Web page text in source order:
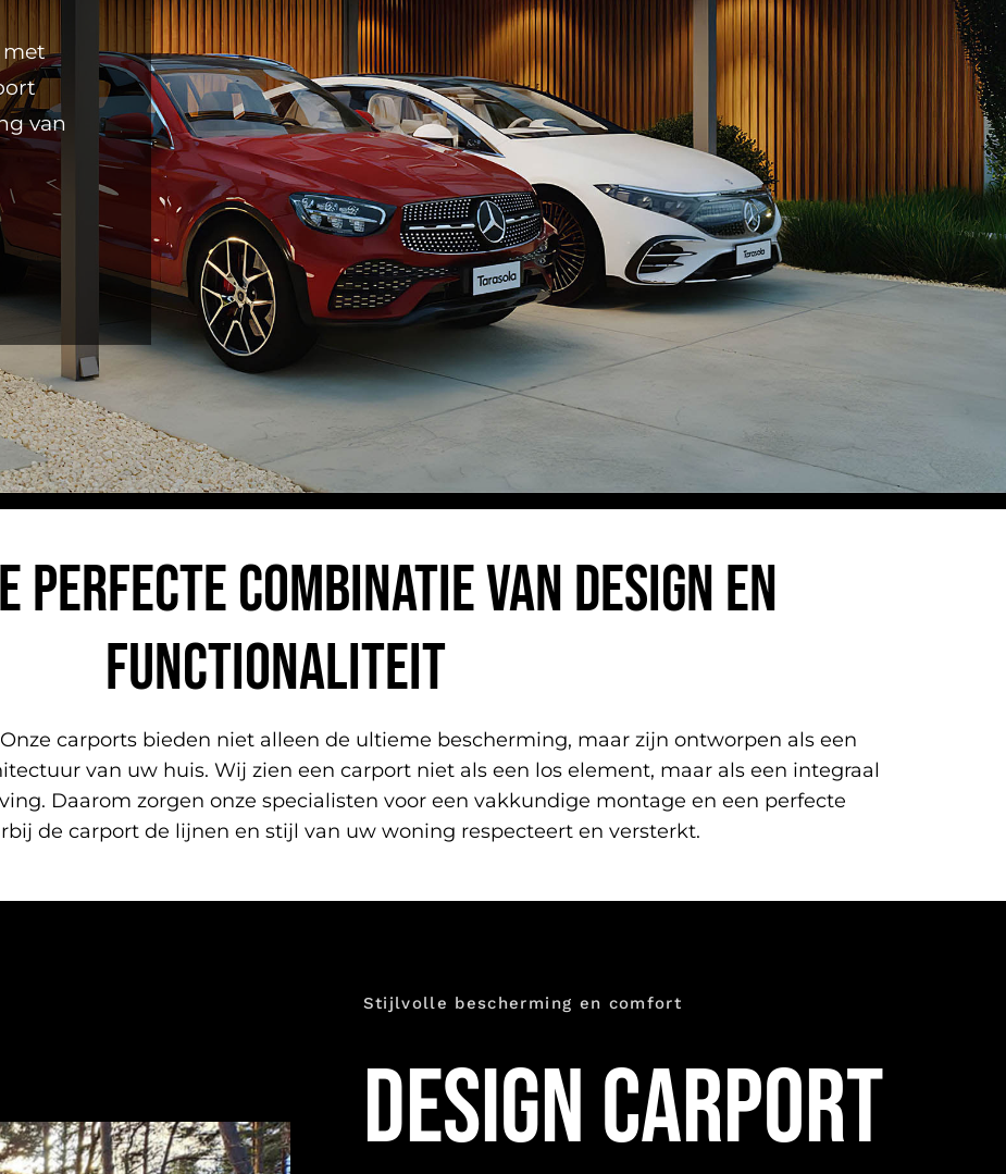
met
van
PERFECTE COMBINATIE VAN DESIGN EN
FUNCTIONALITEIT
carports bieden niet alleen de ultieme bescherming, maar zijn ontworpen als een
van uw huis. Wij zien een carport niet als een los element, maar als een integraal
Daarom zorgen onze specialisten voor een vakkundige montage en een perfecte
de carport de lijnen en stijl van uw woning respecteert en versterkt.
Stijlvolle bescherming en comfort
Design carport